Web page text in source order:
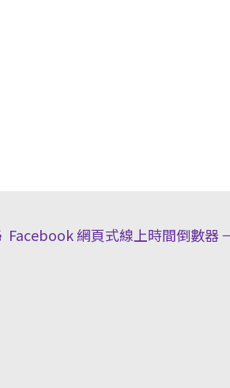
網頁式線上時間倒數器